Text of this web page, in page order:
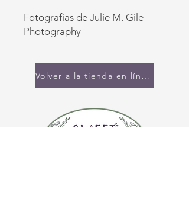
Fotografías de Julie M. Gile
Photography
Volver a la tienda en línea